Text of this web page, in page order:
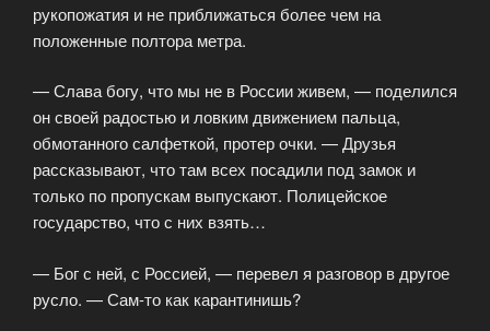
рукопожатия и не приближаться более чем на
положенные полтора метра.
— Слава богу, что мы не в России живем, — поделился
он своей радостью и ловким движением пальца,
обмотанного салфеткой, протер очки. — Друзья
рассказывают, что там всех посадили под замок и
только по пропускам выпускают. Полицейское
государство, что с них взять…
— Бог с ней, с Россией, — перевел я разговор в другое
русло. — Сам-то как карантинишь?